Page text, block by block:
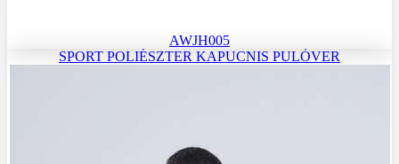
AWJH005
SPORT POLIÉSZTER KAPUCNIS PULÓVER